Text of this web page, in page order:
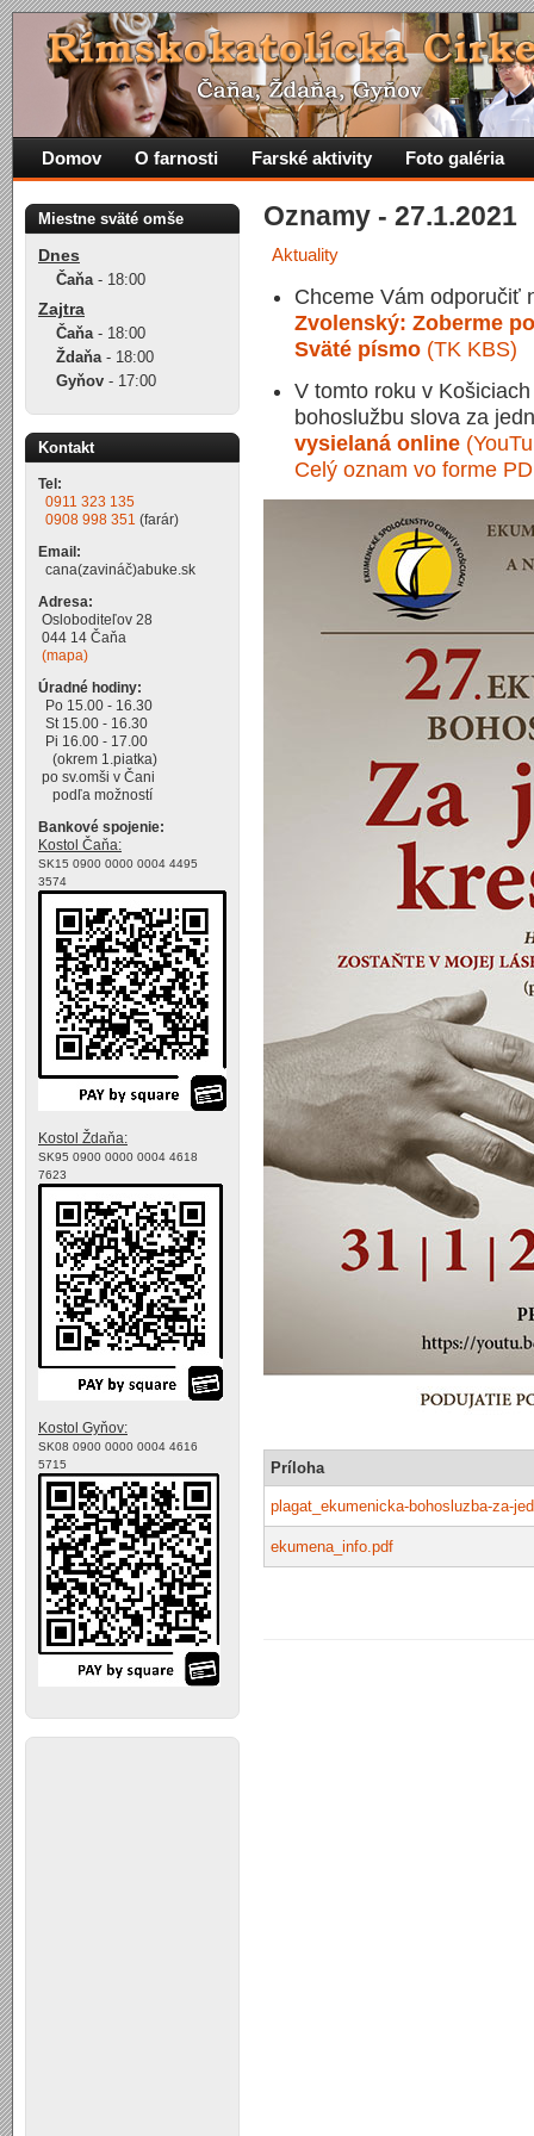
Oznamy - 27.1.2021
Aktuality
Chceme Vám odporučiť
Zvolenský: Zoberme
Sväté písmo (TK KBS)
V tomto roku v
bohoslužbu slova za
vysielaná online
Celý oznam vo forme
Príloha
plagat_ekumenicka-bohosluzba-za-
ekumena_info.pdf
Domov O farnosti Farské aktivity Foto galéria
Miestne sväté omše
Dnes
Čaňa- 18:00
Zajtra
Čaňa- 18:00
Ždaňa- 18:00
Gyňov - 17:00
Kontakt
Tel:
0911 323 135
0908 998 351 (farár)
Email:
cana(zavináč)abuke.sk
Adresa:
Osloboditeľov 28
044 14 Čaňa
(mapa)
Úradné hodiny:
Po 15.00 - 16.30
St 15.00 - 16.30
Pi 16.00 - 17.00
(okrem 1.piatka)
po sv.omši v Čani
podľa možností
Bankové spojenie:
Kostol Čaňa:
SK15 0900 0000 0004 4495
3574
Kostol Ždaňa:
SK95 0900 0000 0004 4618
7623
Kostol Gyňov:
SK08 0900 0000 0004 4616
5715